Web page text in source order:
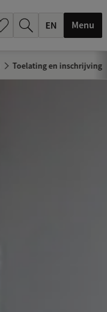
Menu
Toelating en inschrijving